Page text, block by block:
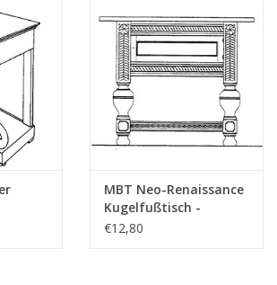
MBT Neo-Renaissance
Kugelfußtisch -
Bauzeichnung
€12,80